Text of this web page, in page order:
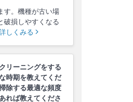
す。機種が古い場
破損しやすくなる
しくみる
リーニングをする
時期を教えてくだ
除する最適な頻度
れば教えてくださ